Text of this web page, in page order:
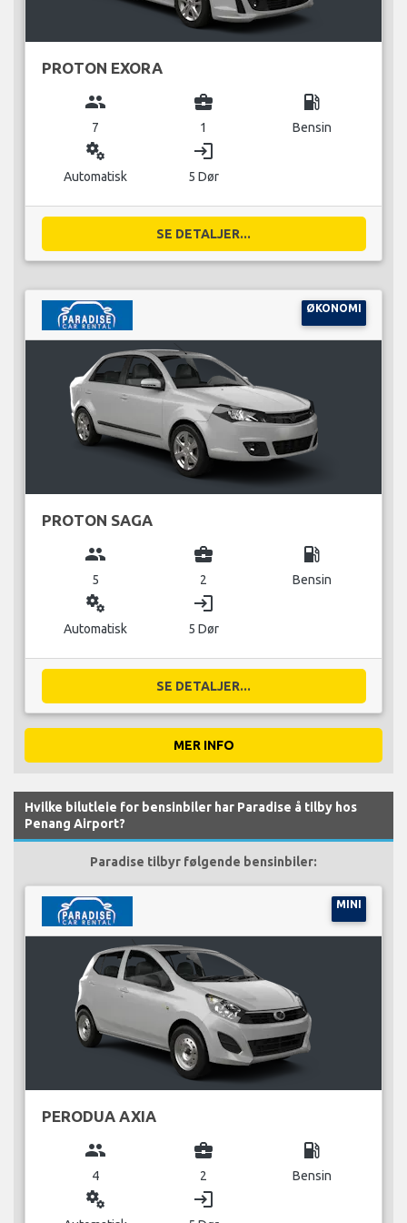
PROTON EXORA
group
7
business_center
1
local_gas_station
Bensin
miscellaneous_services
Automatisk
login
5 Dør
SE DETALJER...
ØKONOMI
PROTON SAGA
group
5
business_center
2
local_gas_station
Bensin
miscellaneous_services
Automatisk
login
5 Dør
SE DETALJER...
MER INFO
Hvilke bilutleie for bensinbiler har Paradise å tilby hos
Penang Airport?
Paradise tilbyr følgende bensinbiler:
MINI
PERODUA AXIA
group
4
business_center
2
local_gas_station
Bensin
miscellaneous_services login